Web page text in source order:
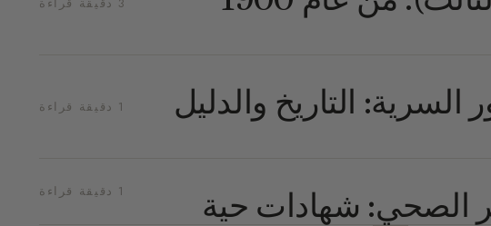
التاريخ والدليل
1 دقيقة قراءة
الصحي: شهادات حية 1 دقيقة قراءة